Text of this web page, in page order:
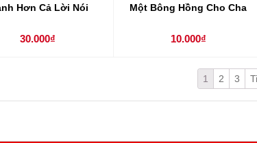
Hơn Cả Lời Nói
30.000₫
Một Bông Hồng Cho Cha
10.000₫
1 2 3